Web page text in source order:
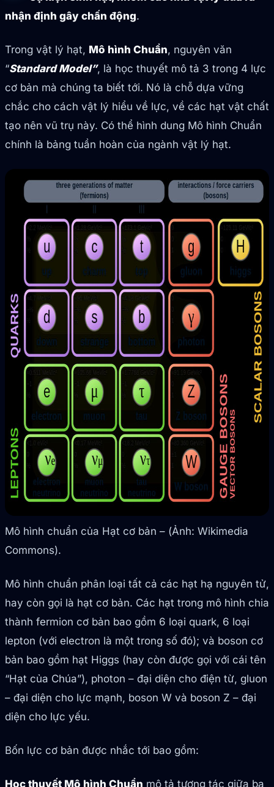
nhận định gây chấn động.
Trong vật lý hạt, Mô hình Chuẩn, nguyên văn
“Standard Model”, là học thuyết mô tả 3 trong 4 lực
cơ bản mà chúng ta biết tới. Nó là chỗ dựa vững
chắc cho cách vật lý hiểu về lực, về các hạt vật chất
tạo nên vũ trụ này. Có thể hình dung Mô hình Chuẩn
chính là bảng tuần hoàn của ngành vật lý hạt.
Mô hình chuẩn của Hạt cơ bản – (Ảnh: Wikimedia
Commons).
Mô hình chuẩn phân loại tất cả các hạt hạ nguyên tử,
hay còn gọi là hạt cơ bản. Các hạt trong mô hình chia
thành fermion cơ bản bao gồm 6 loại quark, 6 loại
lepton (với electron là một trong số đó); và boson cơ
bản bao gồm hạt Higgs (hay còn được gọi với cái tên
“Hạt của Chúa”), photon – đại diện cho điện từ, gluon
– đại diện cho lực mạnh, boson W và boson Z – đại
diện cho lực yếu.
Bốn lực cơ bản được nhắc tới bao gồm:
Học thuyết Mô hình Chuẩn mô tả tương tác giữa ba